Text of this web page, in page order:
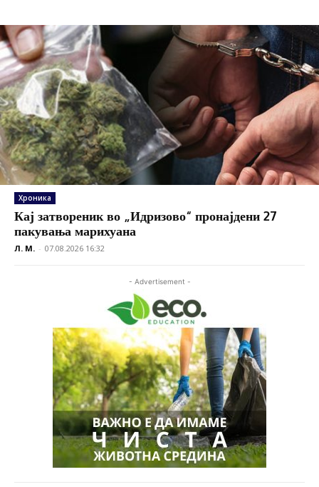
Хроника
Кај затвореник во „Идризово“ пронајдени 27
пакувања марихуана
Л. М. - 07.08.2026 16:32
- Advertisement -